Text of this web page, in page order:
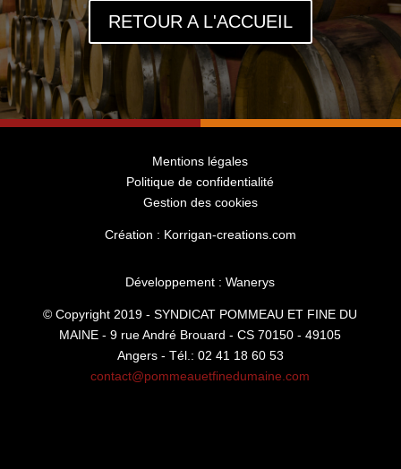
RETOUR A L'ACCUEIL
Mentions légales
Politique de confidentialité
Gestion des cookies
Création : Korrigan-creations.com
Développement : Wanerys
© Copyright 2019 - SYNDICAT POMMEAU ET FINE DU
MAINE - 9 rue André Brouard - CS 70150 - 49105
Angers - Tél.: 02 41 18 60 53
contact@pommeauetfinedumaine.com